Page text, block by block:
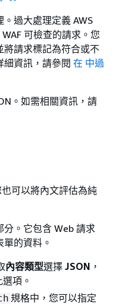
過大處理定義 AWS
可檢查的請求。您
將請求標記為符合或不
細資訊，請參閱 在 中過
。如需相關資訊，請
可以將內文評估為純
。它包含 Web 請求
的資料。
內容類型選擇 JSON ，
項。
規格中，您可以指定